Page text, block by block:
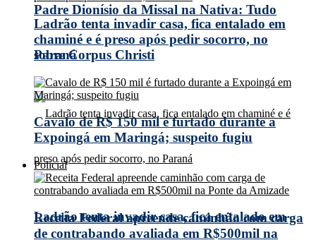
Padre Dionísio da Missal na Nativa: Tudo
sobre Corpus Christi
Ladrão tenta invadir casa, fica entalado em
Ladrão tenta invadir casa, fica entalado em
chaminé e é preso após pedir socorro, no
Paraná
Cavalo de R$ 150 mil é furtado durante a
Expoingá em Maringá; suspeito fugiu
Policial
Receita Federal apreende caminhão com carga
de contrabando avaliada em R$500mil na